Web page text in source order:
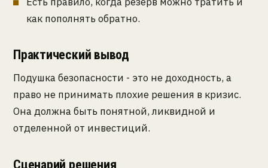
как пополнять обратно.
Практический вывод
Подушка безопасности - это не доходность, а
право не принимать плохие решения в кризис.
Она должна быть понятной, ликвидной и
отделенной от инвестиций.
Сценарий решения